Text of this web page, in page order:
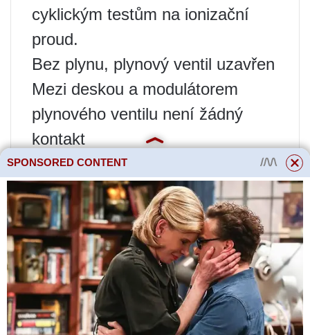
cyklickým testům na ionizační
proud.
Bez plynu, plynový ventil uzavřen
Mezi deskou a modulátorem
plynového ventilu není žádný
kontakt
Senzor regulace plamene je
vadný, znečištěný nebo
nesprávně nainstalovaný.
Vadné čidlo NTC spalin
Sací komín je ucpaný –
nedostatek vzduchu
Výfukové potrubí kouře je ucpané
SPONSORED CONTENT